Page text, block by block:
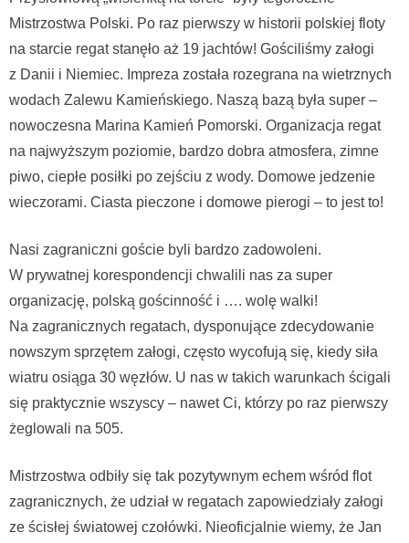
Mistrzostwa Polski. Po raz pierwszy w historii polskiej floty
na starcie regat stanęło aż 19 jachtów! Gościliśmy załogi
z Danii i Niemiec. Impreza została rozegrana na wietrznych
wodach Zalewu Kamieńskiego. Naszą bazą była super –
nowoczesna Marina Kamień Pomorski. Organizacja regat
na najwyższym poziomie, bardzo dobra atmosfera, zimne
piwo, ciepłe posiłki po zejściu z wody. Domowe jedzenie
wieczorami. Ciasta pieczone i domowe pierogi – to jest to!
Nasi zagraniczni goście byli bardzo zadowoleni.
W prywatnej korespondencji chwalili nas za super
organizację, polską gościnność i …. wolę walki!
Na zagranicznych regatach, dysponujące zdecydowanie
nowszym sprzętem załogi, często wycofują się, kiedy siła
wiatru osiąga 30 węzłów. U nas w takich warunkach ścigali
się praktycznie wszyscy – nawet Ci, którzy po raz pierwszy
żeglowali na 505.
Mistrzostwa odbiły się tak pozytywnym echem wśród flot
zagranicznych, że udział w regatach zapowiedziały załogi
ze ścisłej światowej czołówki. Nieoficjalnie wiemy, że Jan